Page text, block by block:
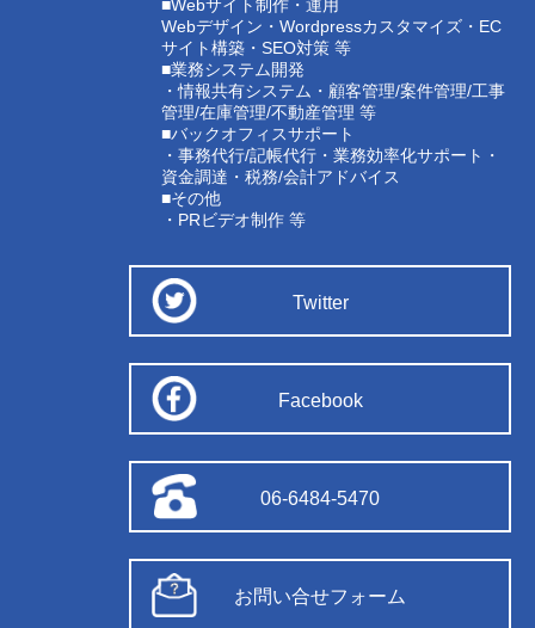
■Webサイト制作・運用
Webデザイン・Wordpressカスタマイズ・EC
サイト構築・SEO対策 等
■業務システム開発
・情報共有システム・顧客管理/案件管理/工事
管理/在庫管理/不動産管理 等
■バックオフィスサポート
・事務代行/記帳代行・業務効率化サポート・
資金調達・税務/会計アドバイス
■その他
・PRビデオ制作 等
Twitter
Facebook
06-6484-5470
お問い合せフォーム